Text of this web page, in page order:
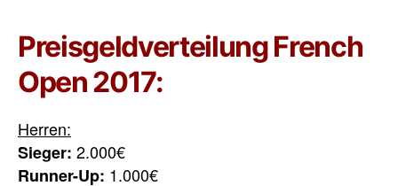
Preisgeldverteilung French
Open 2017:
Herren:
Sieger: 2.000€
Runner-Up: 1.000€